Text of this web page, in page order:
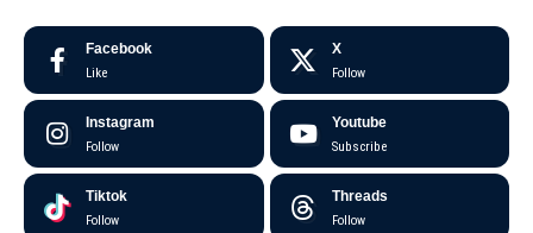
Facebook
Like
X
Follow
Instagram
Follow
Youtube
Subscribe
Tiktok
Follow
Threads
Follow